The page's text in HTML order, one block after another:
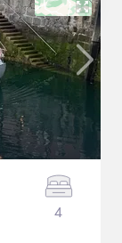
4